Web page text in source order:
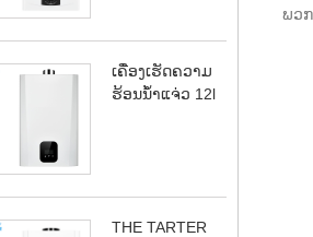
ເຄື່ອງເຮັດຄວາມ
ຮ້ອນນ້ໍາແຈ່ວ 12l
THE TARTER
ພວ